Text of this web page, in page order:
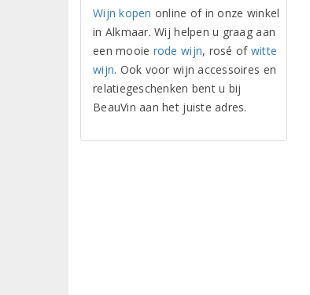
Wijn kopen online of in onze winkel
in Alkmaar. Wij helpen u graag aan
een mooie rode wijn, rosé of witte
wijn. Ook voor wijn accessoires en
relatiegeschenken bent u bij
BeauVin aan het juiste adres.